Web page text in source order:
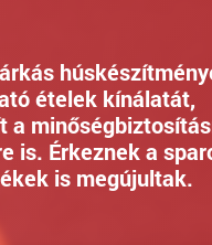
ételek kínálatát,
is. Érkeznek a
is megújultak.